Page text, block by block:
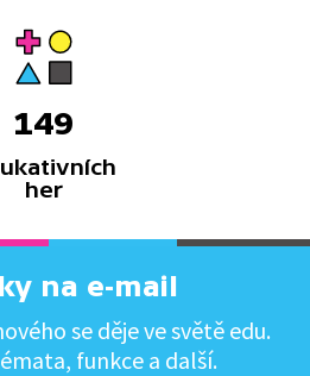
149
her
na e-mail
se děje ve světě edu.
funkce a další.